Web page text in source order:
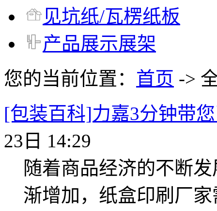
见坑纸/瓦楞纸板
产品展示展架
您的当前位置： 首页 ->
[包装百科]力嘉3分钟带
23日 14:29
随着商品经济的不断
渐增加，纸盒印刷厂